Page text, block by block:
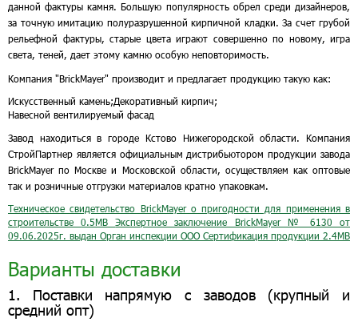
данной фактуры камня. Большую популярность обрел среди дизайнеров,
за точную имитацию полуразрушенной кирпичной кладки. За счет грубой
рельефной фактуры, старые цвета играют совершенно по новому, игра
света, теней, дает этому камню особую неповторимость.
Компания "BrickMayer" производит и предлагает продукцию такую как:
Искусственный камень;Декоративный кирпич;
Навесной вентилируемый фасад
Завод находиться в городе Кстово Нижегородской области. Компания
СтройПартнер является официальным дистрибьютором продукции завода
BrickMayer по Москве и Московской области, осуществляем как оптовые
так и розничные отгрузки материалов кратно упаковкам.
Техническое свидетельство BrickMayer о пригодности для применения в
строительстве
0.5MBЭкспертное заключение BrickMayer № 6130 от
09.06.2025г. выдан Орган инспекции ООО Сертификация продукции 2.4MB
Варианты доставки
1. Поставки напрямую с заводов (крупный и
средний опт)